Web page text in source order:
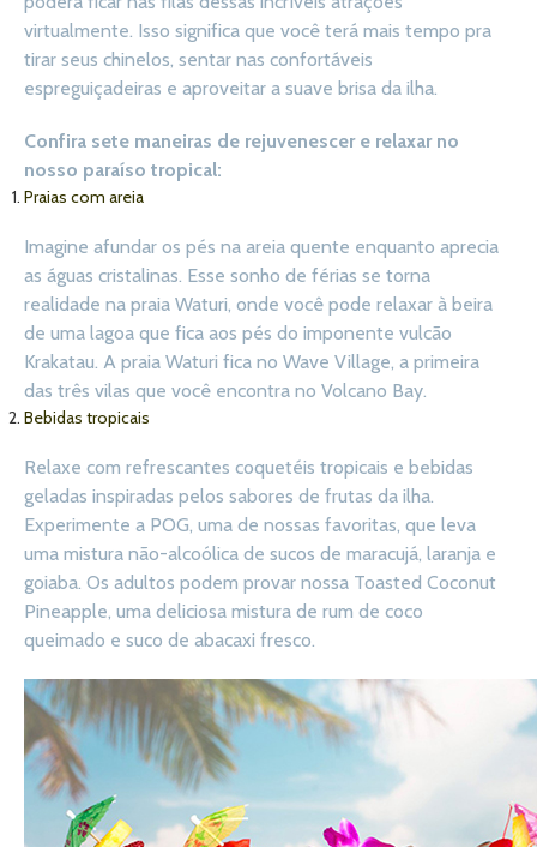
virtualmente. Isso significa que você terá mais tempo pra
tirar seus chinelos, sentar nas confortáveis
espreguiçadeiras e aproveitar a suave brisa da ilha.
Confira sete maneiras de rejuvenescer e relaxar no
nosso paraíso tropical:
Praias com areia
Imagine afundar os pés na areia quente enquanto aprecia
as águas cristalinas. Esse sonho de férias se torna
realidade na praia Waturi, onde você pode relaxar à beira
de uma lagoa que fica aos pés do imponente vulcão
Krakatau. A praia Waturi fica no Wave Village, a primeira
das três vilas que você encontra no Volcano Bay.
Bebidas tropicais
Relaxe com refrescantes coquetéis tropicais e bebidas
geladas inspiradas pelos sabores de frutas da ilha.
Experimente a POG, uma de nossas favoritas, que leva
uma mistura não-alcoólica de sucos de maracujá, laranja e
goiaba. Os adultos podem provar nossa Toasted Coconut
Pineapple, uma deliciosa mistura de rum de coco
queimado e suco de abacaxi fresco.